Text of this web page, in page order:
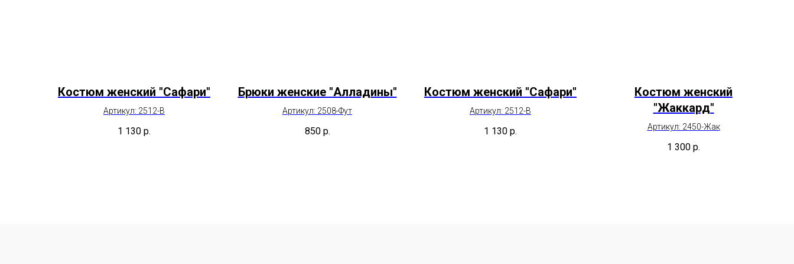
Костюм женский "Сафари"
Артикул: 2512-В
1 130 р.
Брюки женские "Алладины"
Артикул: 2508-Фут
850 р.
Костюм женский "Сафари"
Артикул: 2512-В
1 130 р.
Костюм женский
"Жаккард"
Артикул: 2450-Жак
1 300 р.